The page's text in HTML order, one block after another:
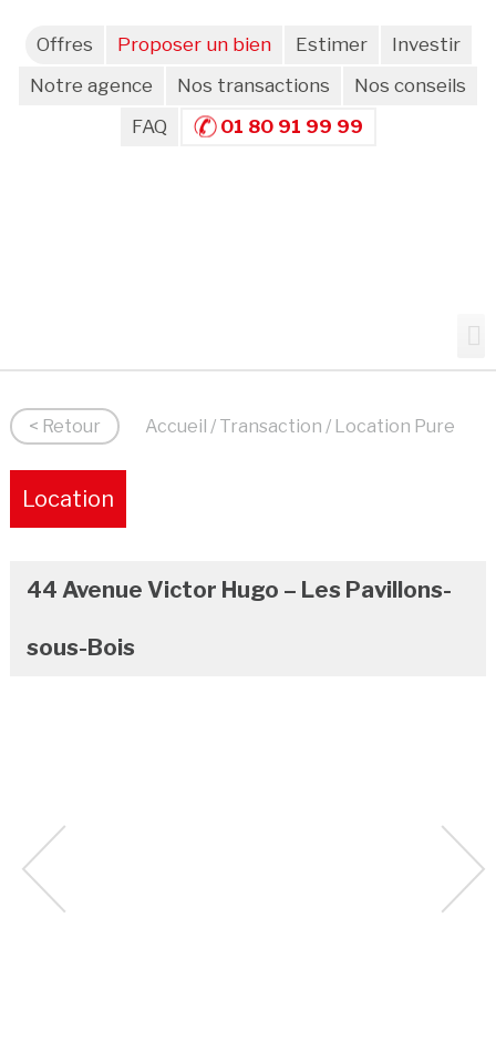
Offres Proposer un bien Estimer
Investir
Notre agence
Nos transactions
Nos conseils
FAQ
01 80 91 99 99
< Retour Accueil / Transaction / Location Pure
Location
44 Avenue Victor Hugo – Les Pavillons-
sous-Bois